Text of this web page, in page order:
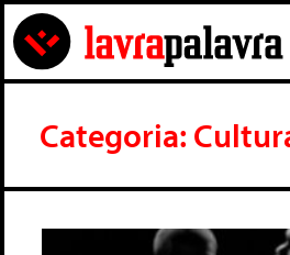
Categoria: